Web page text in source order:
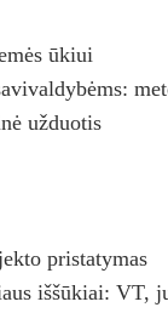
ūkiui
užduotis
pristatymas
iššūkiai: VT,